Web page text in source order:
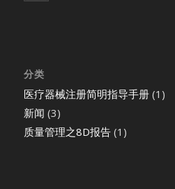
分类
医疗器械注册简明指导手册(1)
新闻 (3)
质量管理之8D报告(1)